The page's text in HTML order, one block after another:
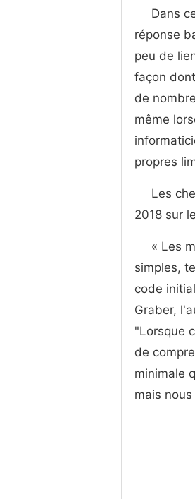
Dans
réponse
peu de
façon
de
même
propres
Les
2018 sur
« Les
simples,
code
Graber,
"Lorsque
de
minimale
mais